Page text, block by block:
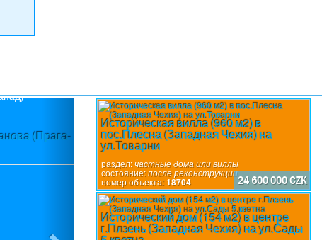
(Прага- Историческая усадьба (1 114 м2) в
Историческая вилла (960 м2) в
пос.Плесна (Западная Чехия) на
ул.Товарни
раздел:частные дома или виллы
состояние:после реконструкции
номер объекта:18704 24 600 000 CZK
Исторический дом (154 м2) в центре
г.Плзень (Западная Чехия) на ул.Сады